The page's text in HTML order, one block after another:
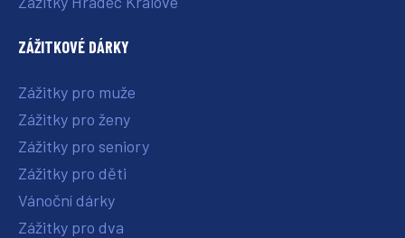
ZÁŽITKOVÉ DÁRKY
Zážitky pro muže
Zážitky pro ženy
Zážitky pro seniory
Zážitky pro děti
Vánoční dárky
Zážitky pro dva